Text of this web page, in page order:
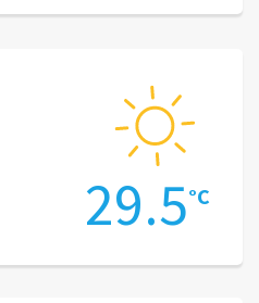
29.5°C